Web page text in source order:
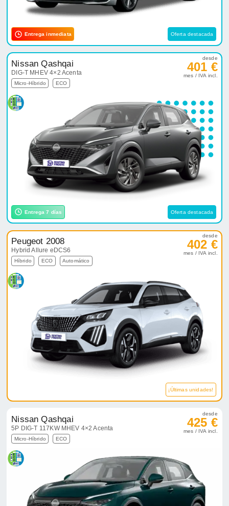
Entrega inmediata Oferta destacada
Nissan Qashqai
DIG-T MHEV 4×2 Acenta
Micro-Híbrido ECO
desde
401 €
mes / IVA incl.
Entrega 7 días Oferta destacada
Peugeot 2008
Hybrid Allure eDCS6
Híbrido ECO Automático
desde
402 €
mes / IVA incl.
¡Últimas unidades!
Nissan Qashqai
5P DIG-T 117KW MHEV 4×2 Acenta
Micro-Híbrido ECO
desde
425 €
mes / IVA incl.